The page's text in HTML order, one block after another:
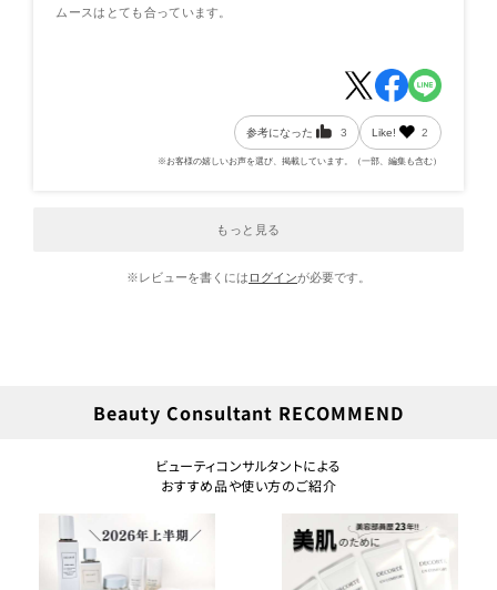
ムースはとても合っています。
参考になった 3 Like! 2
※お客様の嬉しいお声を選び、掲載しています。（一部、編集も含む）
もっと見る
※レビューを書くには ログインが必要です。
Beauty Consultant RECOMMEND
ビューティコンサルタントによる
おすすめ品や使い方のご紹介